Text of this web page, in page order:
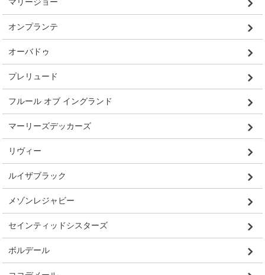
オンプランテ
オーバドゥ
プレリュード
フルール オブ イングランド
マーリーズデッカーズ
リヴィー
ルイザブラック
メゾンレジャビー
セインティッドシスターズ
ボルデール